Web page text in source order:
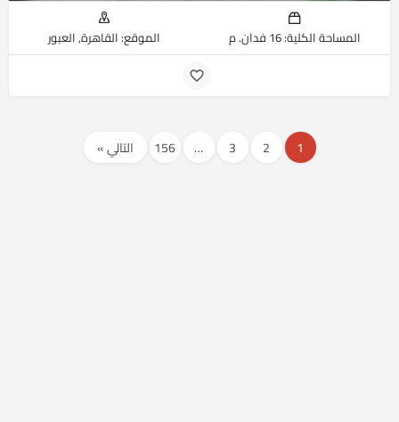
المساحة الكلية: 16 فدان. م الموقع: القاهرة, العبور
1
2
3
…
156 التالي »